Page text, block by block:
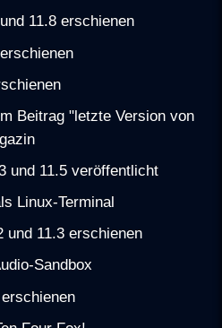
11.8 erschienen
Beitrag "letzte Version von
und 11.5 veröffentlicht
Linux-Terminal
und 11.3 erschienen
Sandbox